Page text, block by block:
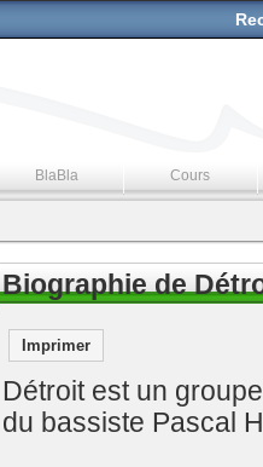
BlaBla Cours
Biographie de
Imprimer
Détroit est un
du bassiste Pascal